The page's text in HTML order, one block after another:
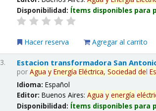
Disponibilidad: Ítems disponibles para
Hacer reserva Agregar al carrito
3. Estacion transformadora San
porAgua y Energía Eléctrica, Sociedad del
Idioma:Español
Editor:Buenos Aires:Agua y energía
Disponibilidad: Ítems disponibles para